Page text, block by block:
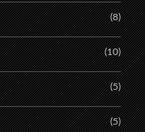
(8)
(10)
(5)
(5)